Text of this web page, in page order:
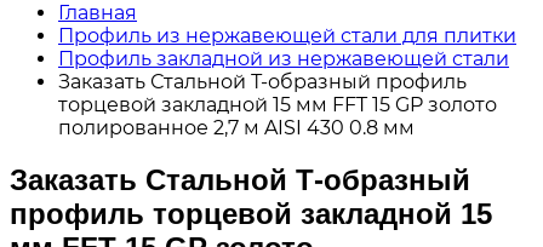
Главная
Профиль из нержавеющей стали для плитки
Профиль закладной из нержавеющей стали
Заказать Стальной Т-образный профиль
торцевой закладной 15 мм FFT 15 GP золото
полированное 2,7 м AISI 430 0.8 мм
Заказать Стальной Т-образный
профиль торцевой закладной 15